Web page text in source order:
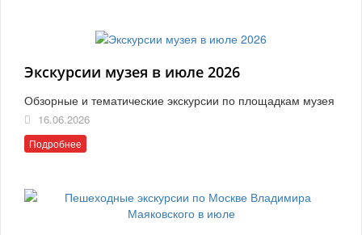
Экскурсии музея в июле 2026
Обзорные и тематические экскурсии по площадкам музея
16.06.2026
Подробнее